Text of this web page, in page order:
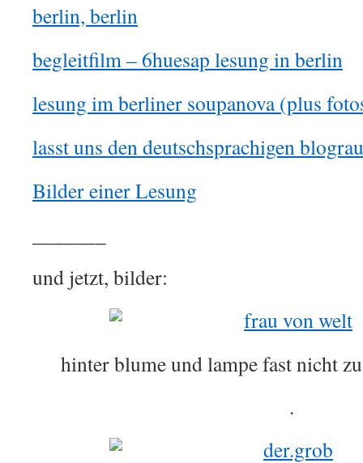
berlin, berlin
begleitfilm – 6huesap lesung in berlin
lesung im berliner soupanova (plus
lasst uns den deutschsprachigen
Bilder einer Lesung
und jetzt, bilder:
hinter blume und lampe fast nicht
.